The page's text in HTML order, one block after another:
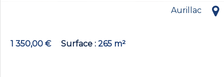
Aurillac
1 350,00 € Surface 265 m²